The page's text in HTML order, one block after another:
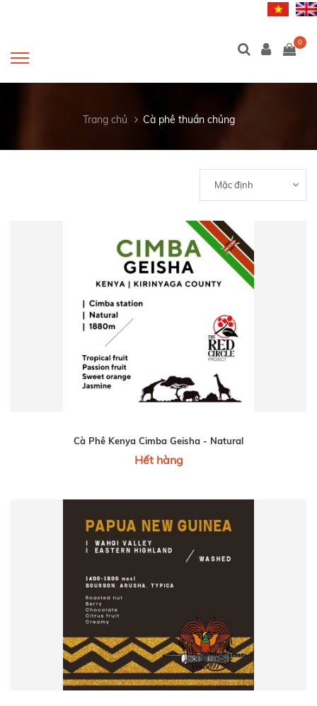
0
Trang chủ Cà phê thuần chủng
Cà Phê Kenya Cimba Geisha - Natural
Hết hàng